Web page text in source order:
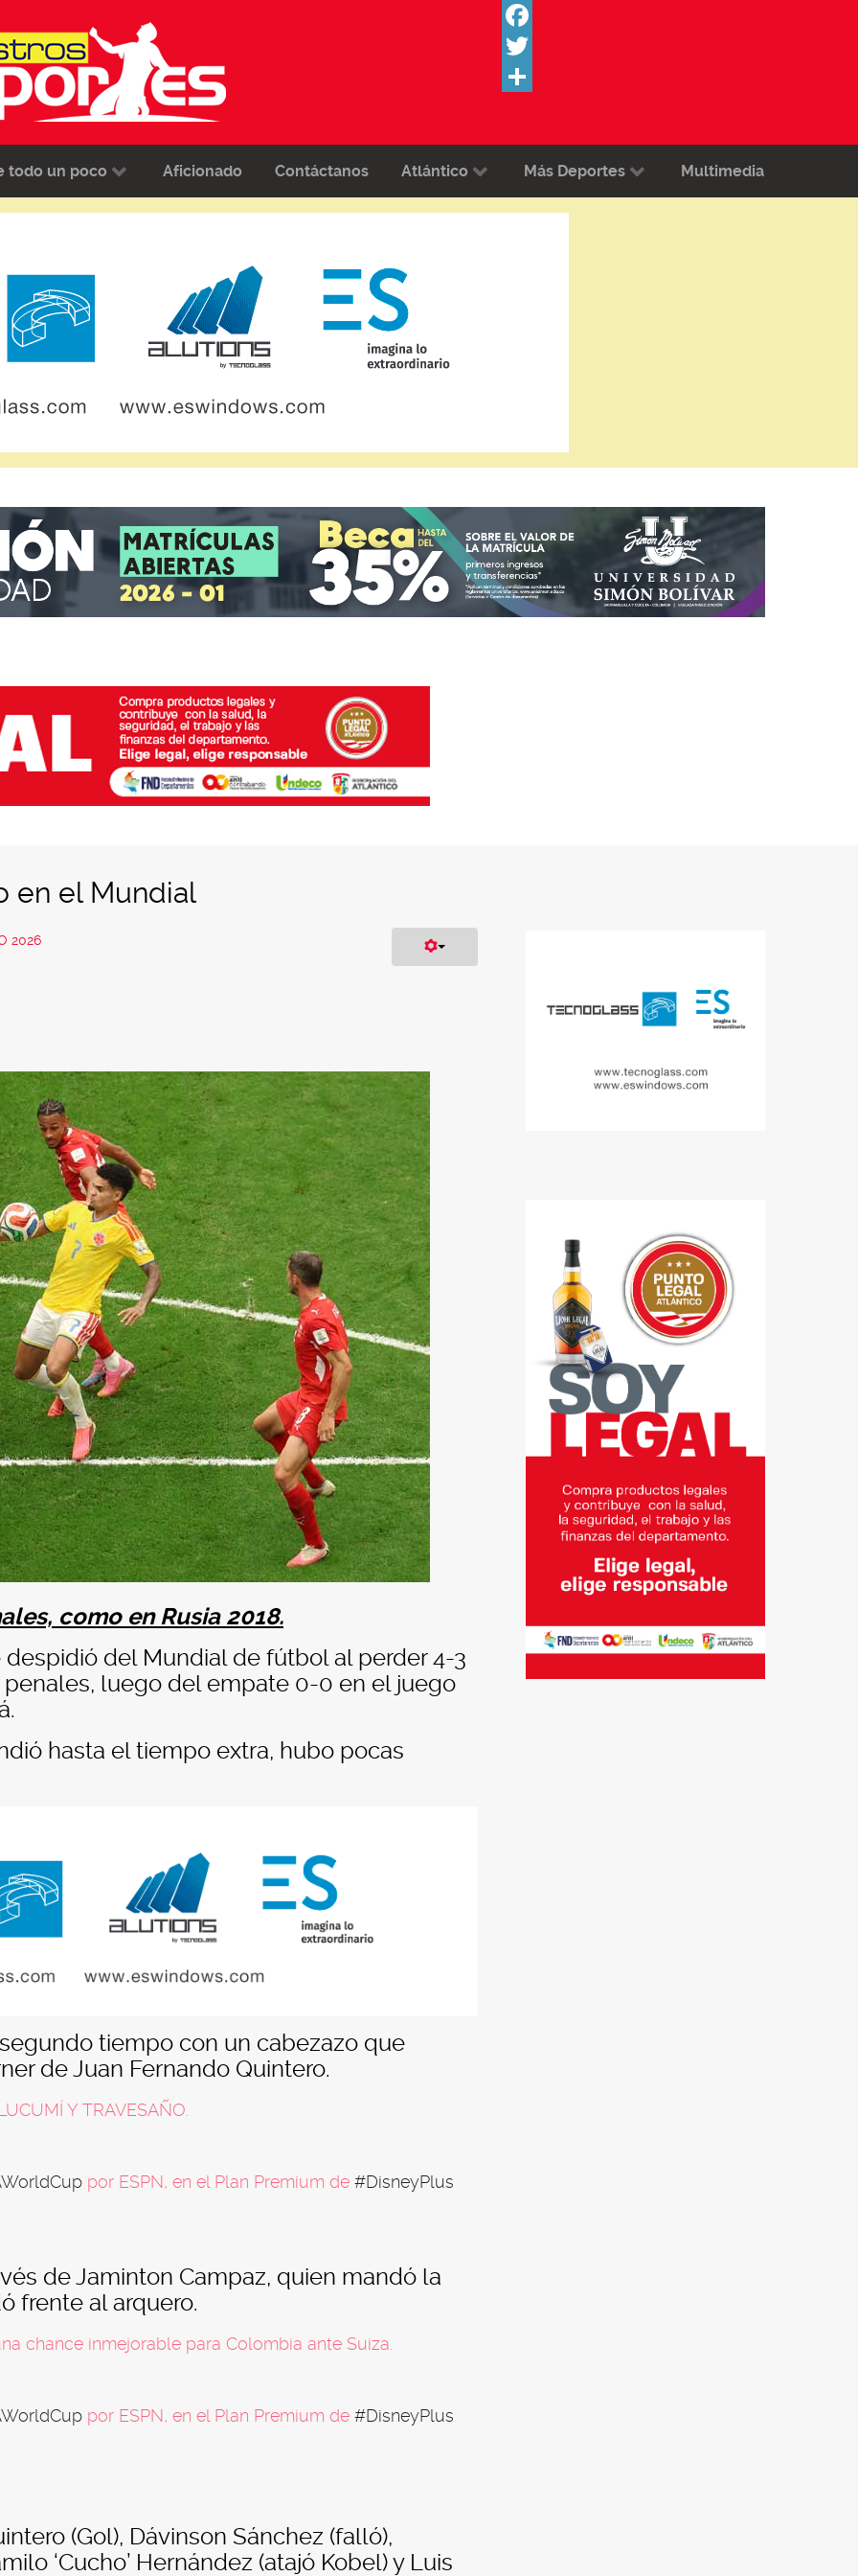
Facebook
Twitter
todo un poco Aficionado Contáctanos Atlántico Más Deportes Multimedia
en el Mundial
2026
como en Rusia 2018.
del Mundial de fútbol al perder 4-3
luego del empate 0-0 en el juego
hasta el tiempo extra, hubo pocas
tiempo con un cabezazo que
de Juan Fernando Quintero.
Y TRAVESAÑO.
por ESPN, en el Plan Premium de #DisneyPlus
de Jaminton Campaz, quien mandó la
frente al arquero.
chance inmejorable para Colombia ante Suiza.
por ESPN, en el Plan Premium de #DisneyPlus
(Gol), Dávinson Sánchez (falló),
‘Cucho’ Hernández (atajó Kobel) y Luis